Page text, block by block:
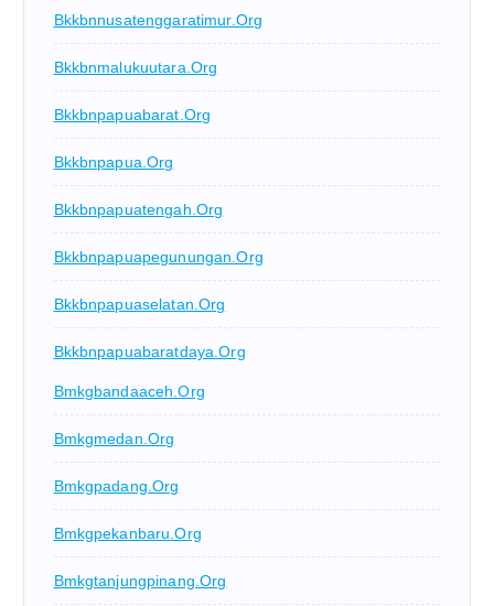
Bkkbnnusatenggaratimur.org
Bkkbnmalukuutara.org
Bkkbnpapuabarat.org
Bkkbnpapua.org
Bkkbnpapuatengah.org
Bkkbnpapuapegunungan.org
Bkkbnpapuaselatan.org
Bkkbnpapuabaratdaya.org
Bmkgbandaaceh.org
Bmkgmedan.org
Bmkgpadang.org
Bmkgpekanbaru.org
Bmkgtanjungpinang.org